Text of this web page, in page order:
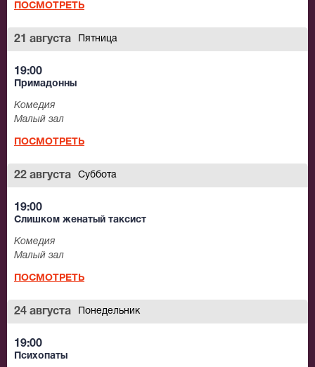
ПОСМОТРЕТЬ
21 августа Пятница
19:00
Примадонны
Комедия
Малый зал
ПОСМОТРЕТЬ
22 августа Суббота
19:00
Слишком женатый таксист
Комедия
Малый зал
ПОСМОТРЕТЬ
24 августа Понедельник
19:00
Психопаты